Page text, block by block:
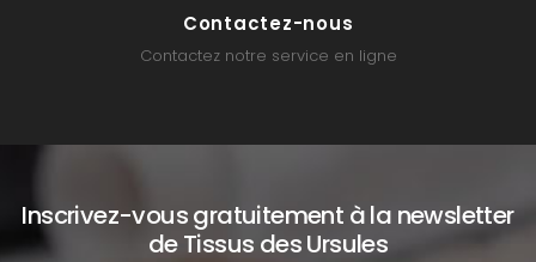
Contactez-nous
Contactez notre service en ligne
Inscrivez-vous gratuitement à la newsletter
de Tissus des Ursules